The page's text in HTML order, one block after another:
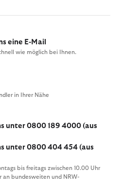
eine E-Mail
wie möglich bei Ihnen.
in Ihrer Nähe
unter 0800 189 4000 (aus
unter 0800 404 454 (aus
bis freitags zwischen 10.00 Uhr
an bundesweiten und NRW-